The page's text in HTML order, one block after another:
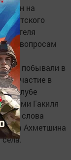
на
вопросам
побывали в
участие в
клубе
Гакиля
слова
Ахметшина